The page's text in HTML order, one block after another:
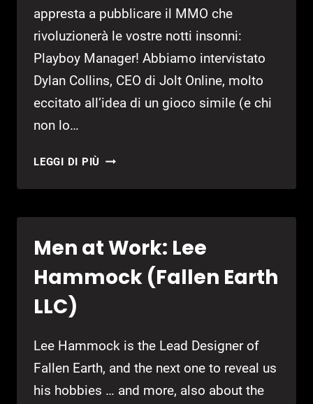
appresta a pubblicare il MMO che
rivoluzionerà le vostre notti insonni:
Playboy Manager! Abbiamo intervistato
Dylan Collins, CEO di Jolt Online, molto
eccitato all’idea di un gioco simile (e chi
non lo…
LEGGI DI PIÙ PLAYBOY
INTERVISTA
ONLINE
Men at Work: Lee
Hammock (Fallen Earth
LLC)
Lee Hammock is the Lead Designer of
Fallen Earth, and the next one to reveal us
his hobbies … and more, also about the